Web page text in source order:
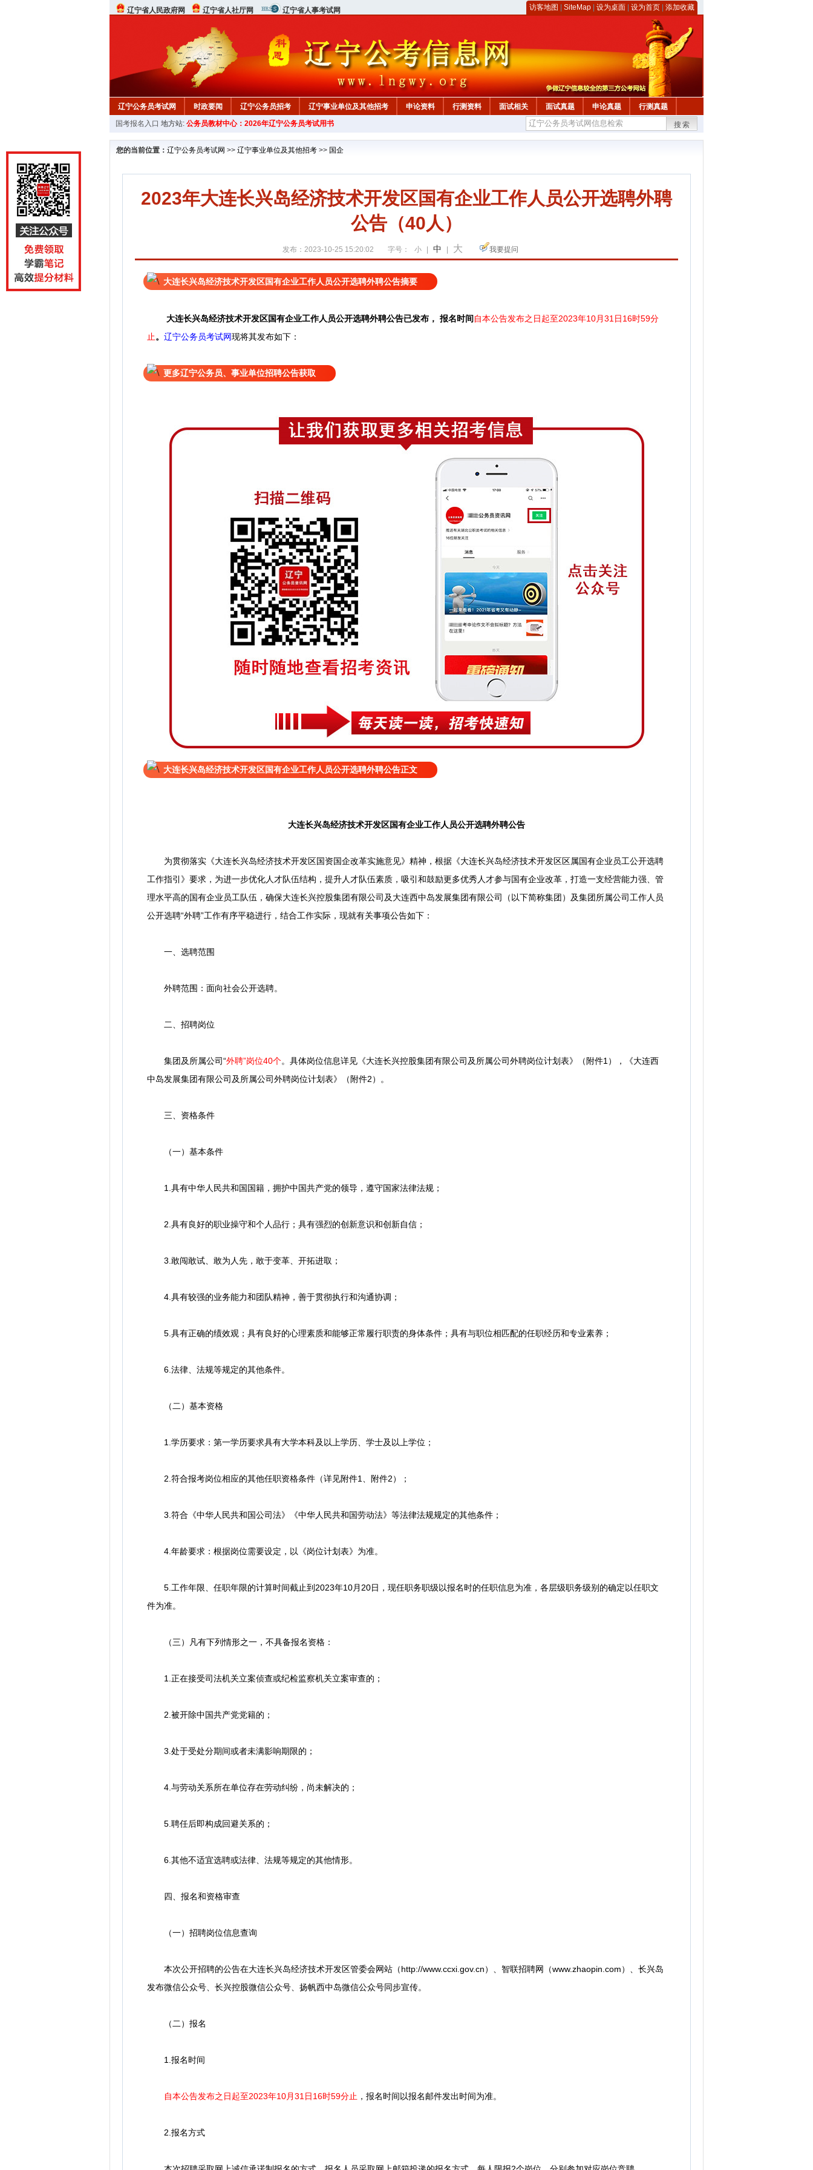
辽宁省人民政府网 辽宁省人社厅网 辽宁省人事考试网 访客地图 SiteMap 设为桌面 设为首页 添加收藏
辽宁公务员考试网 时政要闻 辽宁公务员招考 辽宁事业单位及其他招考 申论资料 行测资料 面试相关 面试真题 申论真题 行测真题
在线咨询 教材中心
国考报名入口 地方站: 公务员教材中心：2026年辽宁公务员考试用书 搜索
您的当前位置： 辽宁公务员考试网 >> 辽宁事业单位及其他招考 >> 国企
2023年大连长兴岛经济技术开发区国有企业工作人员公开选聘外聘
公告（40人）
发布：2023-10-25 15:20:02 字号： 小 中 大 我要提问
大连长兴岛经济技术开发区国有企业工作人员公开选聘外聘公告摘要
大连长兴岛经济技术开发区国有企业工作人员公开选聘外聘公告已发布， 报名时间 自本公告发布之日起至2023年10月31日16时59分
止。 辽宁公务员考试网现将其发布如下：
更多辽宁公务员、事业单位招聘公告获取
大连长兴岛经济技术开发区国有企业工作人员公开选聘外聘公告正文
大连长兴岛经济技术开发区国有企业工作人员公开选聘外聘公告
为贯彻落实《大连长兴岛经济技术开发区国资国企改革实施意见》精神，根据《大连长兴岛经济技术开发区区属国有企业员工公开选聘
工作指引》要求，为进一步优化人才队伍结构，提升人才队伍素质，吸引和鼓励更多优秀人才参与国有企业改革，打造一支经营能力强、管
理水平高的国有企业员工队伍，确保大连长兴控股集团有限公司及大连西中岛发展集团有限公司（以下简称集团）及集团所属公司工作人员
公开选聘“外聘”工作有序平稳进行，结合工作实际，现就有关事项公告如下：
一、选聘范围
外聘范围：面向社会公开选聘。
二、招聘岗位
集团及所属公司“外聘”岗位40个。具体岗位信息详见《大连长兴控股集团有限公司及所属公司外聘岗位计划表》（附件1），《大连西
中岛发展集团有限公司及所属公司外聘岗位计划表》（附件2）。
三、资格条件
（一）基本条件
1.具有中华人民共和国国籍，拥护中国共产党的领导，遵守国家法律法规；
2.具有良好的职业操守和个人品行；具有强烈的创新意识和创新自信；
3.敢闯敢试、敢为人先，敢于变革、开拓进取；
4.具有较强的业务能力和团队精神，善于贯彻执行和沟通协调；
5.具有正确的绩效观；具有良好的心理素质和能够正常履行职责的身体条件；具有与职位相匹配的任职经历和专业素养；
6.法律、法规等规定的其他条件。
（二）基本资格
1.学历要求：第一学历要求具有大学本科及以上学历、学士及以上学位；
2.符合报考岗位相应的其他任职资格条件（详见附件1、附件2）；
3.符合《中华人民共和国公司法》《中华人民共和国劳动法》等法律法规规定的其他条件；
4.年龄要求：根据岗位需要设定，以《岗位计划表》为准。
5.工作年限、任职年限的计算时间截止到2023年10月20日，现任职务职级以报名时的任职信息为准，各层级职务级别的确定以任职文
件为准。
（三）凡有下列情形之一，不具备报名资格：
1.正在接受司法机关立案侦查或纪检监察机关立案审查的；
2.被开除中国共产党党籍的；
3.处于受处分期间或者未满影响期限的；
4.与劳动关系所在单位存在劳动纠纷，尚未解决的；
5.聘任后即构成回避关系的；
6.其他不适宜选聘或法律、法规等规定的其他情形。
四、报名和资格审查
（一）招聘岗位信息查询
本次公开招聘的公告在大连长兴岛经济技术开发区管委会网站（http://www.ccxi.gov.cn）、智联招聘网（www.zhaopin.com）、长兴岛
发布微信公众号、长兴控股微信公众号、扬帆西中岛微信公众号同步宣传。
（二）报名
1.报名时间
自本公告发布之日起至2023年10月31日16时59分止 ，报名时间以报名邮件发出时间为准。
2.报名方式